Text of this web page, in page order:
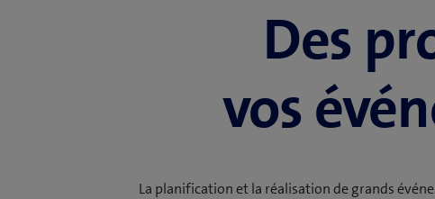
Des
vos
La planification et la réalisation de grands